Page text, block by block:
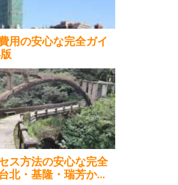
用の安心な完全ガイ
ス方法の安心な完全
北・基隆・瑞芳から2